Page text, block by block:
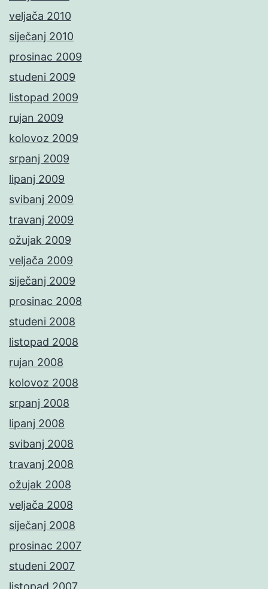
veljača 2010
siječanj 2010
prosinac 2009
studeni 2009
listopad 2009
rujan 2009
kolovoz 2009
srpanj 2009
lipanj 2009
svibanj 2009
travanj 2009
ožujak 2009
veljača 2009
siječanj 2009
prosinac 2008
studeni 2008
listopad 2008
rujan 2008
kolovoz 2008
srpanj 2008
lipanj 2008
svibanj 2008
travanj 2008
ožujak 2008
veljača 2008
siječanj 2008
prosinac 2007
studeni 2007